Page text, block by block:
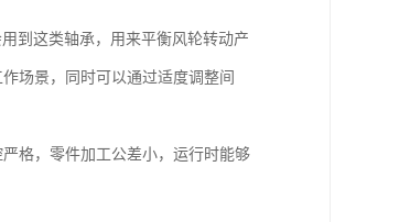
到这类轴承，用来平衡风轮转动产
场景，同时可以通过适度调整间
格，零件加工公差小，运行时能够